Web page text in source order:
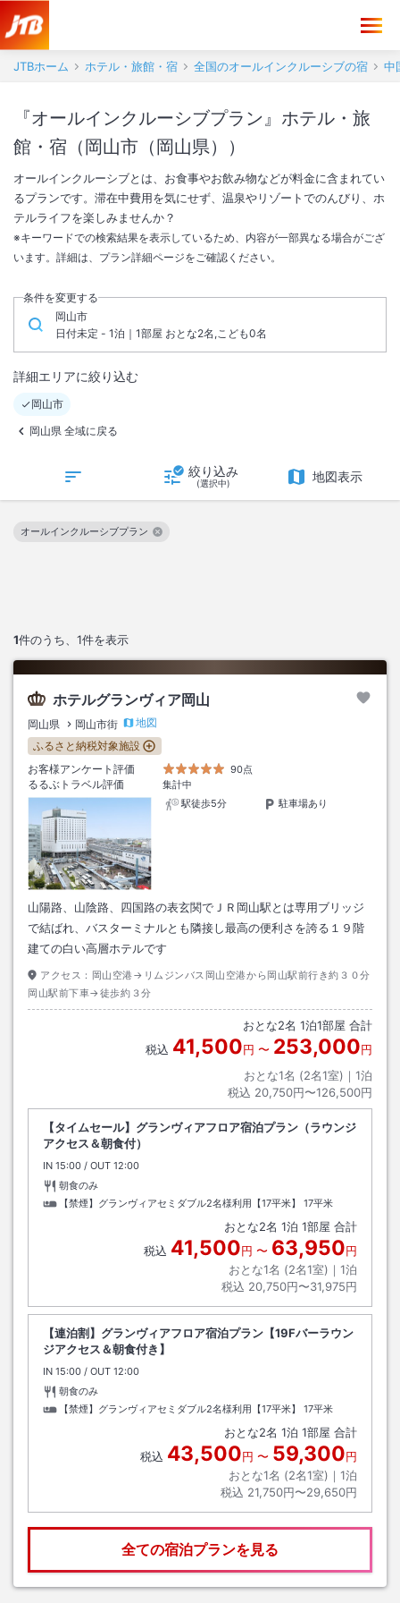
JTBホーム ホテル・旅館・宿 全国のオールインクルーシブの宿 中
『オールインクルーシブプラン』ホテル・旅
館・宿（岡山市（岡山県））
オールインクルーシブとは、お食事やお飲み物などが料金に含まれてい
るプランです。滞在中費用を気にせず、温泉やリゾートでのんびり、ホ
テルライフを楽しみませんか？
※キーワードでの検索結果を表示しているため、内容が一部異なる場合がござ
います。詳細は、プラン詳細ページをご確認ください。
条件を変更する
岡山市
日付未定 - 1泊｜1部屋 おとな2名,こども0名
詳細エリアに絞り込む
岡山市
岡山県 全域に戻る
絞り込み
(選択中) 地図表示
1件のうち、 1件を表示
オールインクルーシブプラン
この絞り込み条件を解除
ホテルグランヴィア岡山
岡山県 岡山市街
地図
ふるさと納税対象施設
お客様アンケート評価
90点
るるぶトラベル評価
集計中
駅徒歩5分
駐車場あり
山陽路、山陰路、四国路の表玄関でＪＲ岡山駅とは専用ブリッジ
で結ばれ、バスターミナルとも隣接し最高の便利さを誇る１９階
建ての白い高層ホテルです
アクセス： 岡山空港→リムジンバス岡山空港から岡山駅前行き約３０分
岡山駅前下車→徒歩約３分
おとな2名 1泊1部屋 合計
税込 41,500円 〜 253,000円
おとな1名 (2名1室)｜ 1泊
税込 20,750円〜126,500円
【タイムセール】グランヴィアフロア宿泊プラン（ラウンジ
アクセス＆朝食付）
IN チェックイン
15:00 / OUT チェックアウト
12:00
朝食のみ
【禁煙】グランヴィアセミダブル2名様利用【17平米】
17平米
おとな2名 1泊 1部屋 合計
税込 41,500円 〜 63,950円
おとな1名 (2名1室)｜ 1泊
税込 20,750円〜31,975円
【連泊割】グランヴィアフロア宿泊プラン【19Fバーラウン
ジアクセス＆朝食付き】
IN チェックイン
15:00 / OUT チェックアウト
12:00
朝食のみ
【禁煙】グランヴィアセミダブル2名様利用【17平米】
17平米
おとな2名 1泊 1部屋 合計
税込 43,500円 〜 59,300円
おとな1名 (2名1室)｜ 1泊
税込 21,750円〜29,650円
全ての宿泊プランを見る